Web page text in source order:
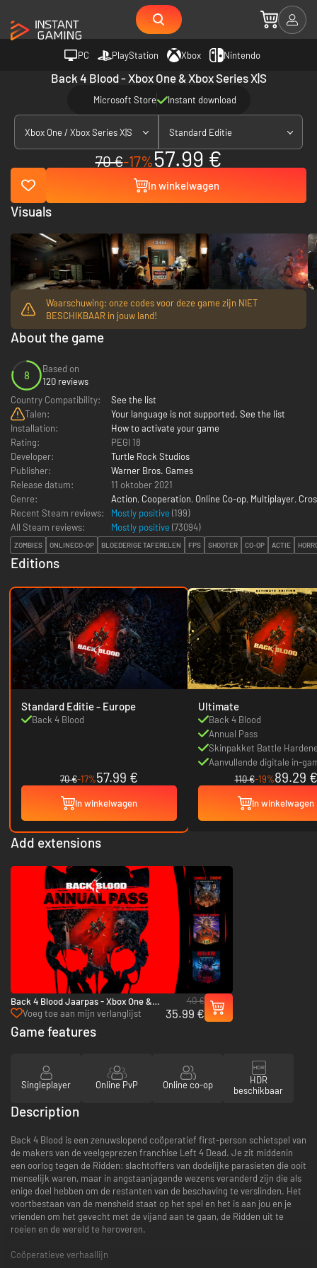
PC PlayStation Xbox Nintendo
Back 4 Blood - Xbox One & Xbox Series X|S
Microsoft Store Instant download
Xbox One / Xbox Series X|S Standard Editie
70 €-17%57.99 €
In winkelwagen
Waarschuwing: onze codes voor deze game zijn NIET
BESCHIKBAAR in jouw land!
About the game
8
Based on
120 reviews
Country Compatibility:
See the list
Talen:
Your language is not supported. See the list
Installation:
How to activate your game
Rating:
PEGI 18
Developer:
Turtle Rock Studios
Publisher:
Warner Bros. Games
Release datum:
11 oktober 2021
Genre:
Action, Cooperation, Online Co-op, Multiplayer,
Recent Steam reviews:
Mostly positive (199)
All Steam reviews:
Mostly positive (73094)
ZOMBIES ONLINECO-OP BLOEDERIGE TAFERELEN FPS SHOOTER CO-OP ACTIE
Editions
Standard Editie - Europe
Back 4 Blood
70 €-17%57.99 €
In winkelwagen
Ultimate
Back 4 Blood
Annual Pass
Skinpakket Battle
personages
Aanvullende digitale in-
110 €-19%89.29 €
In winkelwagen
Add extensions
Back 4 Blood Jaarpas - Xbox One &
Xbox Series X|S
Voeg toe aan mijn verlanglijst
40 €
35.99 €
Visuals
Game features
Singleplayer Online PvP Online co-op
HDR
beschikbaar
Description
Back 4 Blood is een zenuwslopend coöperatief first-person schietspel van
de makers van de veelgeprezen franchise Left 4 Dead. Je zit middenin
een oorlog tegen de Ridden: slachtoffers van dodelijke parasieten die ooit
menselijk waren, maar in angstaanjagende wezens veranderd zijn die als
enige doel hebben om de restanten van de beschaving te verslinden. Het
voortbestaan van de mensheid staat op het spel en het is aan jou en je
vrienden om het gevecht met de vijand aan te gaan, de Ridden uit te
roeien en de wereld te heroveren.
Coöperatieve verhaallijn